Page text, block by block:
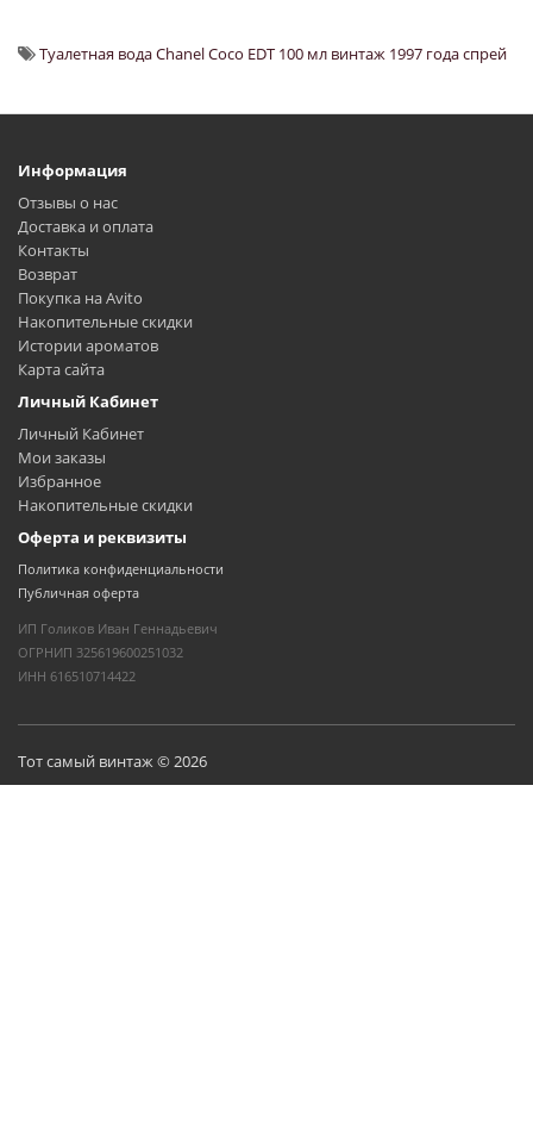
Туалетная вода Chanel Coco EDT 100 мл винтаж 1997 года спрей
Информация
Отзывы о нас
Доставка и оплата
Контакты
Возврат
Покупка на Avito
Накопительные скидки
Истории ароматов
Карта сайта
Личный Кабинет
Личный Кабинет
Мои заказы
Избранное
Накопительные скидки
Оферта и реквизиты
Политика конфиденциальности
Публичная оферта
ИП Голиков Иван Геннадьевич
ОГРНИП 325619600251032
ИНН 616510714422
Тот самый винтаж © 2026